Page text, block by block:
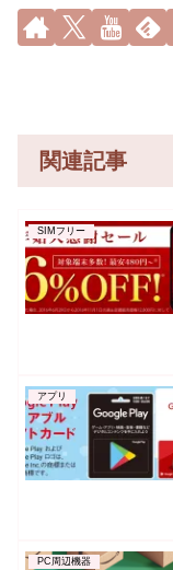
関連記事
SIMフリー
アプリ
PC周辺機器